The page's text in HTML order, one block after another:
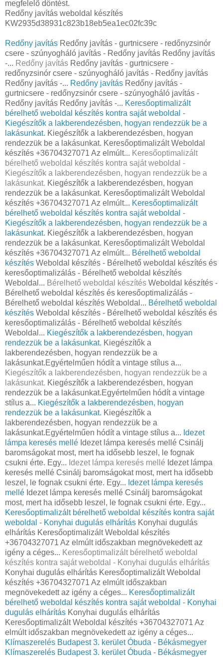
megfelelő döntést.
Redőny javítás weboldal készítés
KW2935d38931c823b18eb5ea1ec02fc39c
Redőny javítás Redőny javítás - gurtnicsere - redőnyzsinór
csere - szúnyogháló javítás - Redőny javítás Redőny javítás
-... Redőny javítás Redőny javítás - gurtnicsere -
redőnyzsinór csere - szúnyogháló javítás - Redőny javítás
Redőny javítás -... Redőny javítás Redőny javítás -
gurtnicsere - redőnyzsinór csere - szúnyogháló javítás -
Redőny javítás Redőny javítás -... Keresőoptimalizált
bérelhető weboldal készítés kontra saját weboldal -
Kiegészítők a lakberendezésben, hogyan rendezzük be a
lakásunkat. Kiegészítők a lakberendezésben, hogyan
rendezzük be a lakásunkat. Keresőoptimalizált Weboldal
készítés +36704327071 Az elmúlt... Keresőoptimalizált
bérelhető weboldal készítés kontra saját weboldal -
Kiegészítők a lakberendezésben, hogyan rendezzük be a
lakásunkat. Kiegészítők a lakberendezésben, hogyan
rendezzük be a lakásunkat. Keresőoptimalizált Weboldal
készítés +36704327071 Az elmúlt... Keresőoptimalizált
bérelhető weboldal készítés kontra saját weboldal -
Kiegészítők a lakberendezésben, hogyan rendezzük be a
lakásunkat. Kiegészítők a lakberendezésben, hogyan
rendezzük be a lakásunkat. Keresőoptimalizált Weboldal
készítés +36704327071 Az elmúlt... Bérelhető weboldal
készítés Weboldal készítés - Bérelhető weboldal készítés és
keresőoptimalizálás - Bérelhető weboldal készítés
Weboldal... Bérelhető weboldal készítés Weboldal készítés -
Bérelhető weboldal készítés és keresőoptimalizálás -
Bérelhető weboldal készítés Weboldal... Bérelhető weboldal
készítés Weboldal készítés - Bérelhető weboldal készítés és
keresőoptimalizálás - Bérelhető weboldal készítés
Weboldal... Kiegészítők a lakberendezésben, hogyan
rendezzük be a lakásunkat. Kiegészítők a
lakberendezésben, hogyan rendezzük be a
lakásunkat.Egyértelműen hódít a vintage stílus a...
Kiegészítők a lakberendezésben, hogyan rendezzük be a
lakásunkat. Kiegészítők a lakberendezésben, hogyan
rendezzük be a lakásunkat.Egyértelműen hódít a vintage
stílus a... Kiegészítők a lakberendezésben, hogyan
rendezzük be a lakásunkat. Kiegészítők a
lakberendezésben, hogyan rendezzük be a
lakásunkat.Egyértelműen hódít a vintage stílus a... Idezet
lámpa keresés mellé Idezet lámpa keresés mellé Csinálj
baromságokat most, mert ha idősebb leszel, le fognak
csukni érte. Egy... Idezet lámpa keresés mellé Idezet lámpa
keresés mellé Csinálj baromságokat most, mert ha idősebb
leszel, le fognak csukni érte. Egy... Idezet lámpa keresés
mellé Idezet lámpa keresés mellé Csinálj baromságokat
most, mert ha idősebb leszel, le fognak csukni érte. Egy...
Keresőoptimalizált bérelhető weboldal készítés kontra saját
weboldal - Konyhai dugulás elhárítás Konyhai dugulás
elhárítás Keresőoptimalizált Weboldal készítés
+36704327071 Az elmúlt időszakban megnövekedett az
igény a céges... Keresőoptimalizált bérelhető weboldal
készítés kontra saját weboldal - Konyhai dugulás elhárítás
Konyhai dugulás elhárítás Keresőoptimalizált Weboldal
készítés +36704327071 Az elmúlt időszakban
megnövekedett az igény a céges... Keresőoptimalizált
bérelhető weboldal készítés kontra saját weboldal - Konyhai
dugulás elhárítás Konyhai dugulás elhárítás
Keresőoptimalizált Weboldal készítés +36704327071 Az
elmúlt időszakban megnövekedett az igény a céges...
Klímaszerelés Budapest 3. kerület Óbuda - Békásmegyer
Klímaszerelés Budapest 3. kerület Óbuda - Békásmegyer